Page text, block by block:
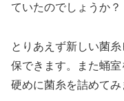
ていたのでしょうか？
とりあえず新しい菌
保できます。また蛹
硬めに菌糸を詰めてみ